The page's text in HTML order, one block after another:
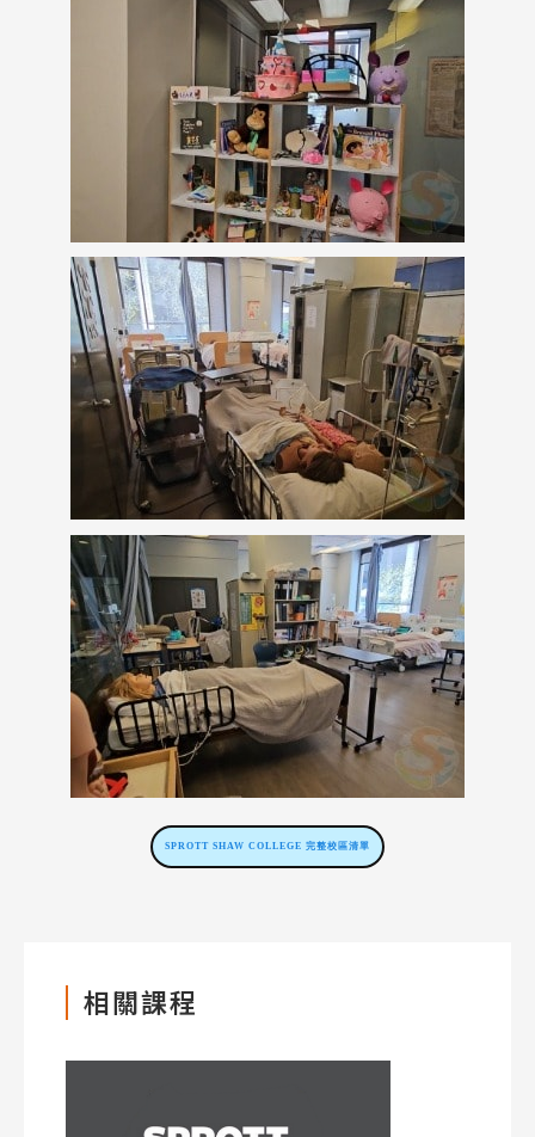
SPROTT SHAW COLLEGE 完整校區清單
相關課程